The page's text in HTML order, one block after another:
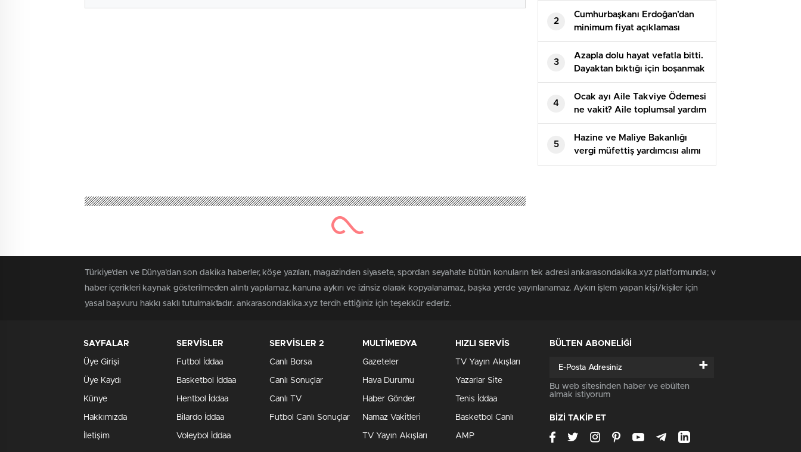
2
Cumhurbaşkanı Erdoğan’dan
minimum fiyat açıklaması
3
Azapla dolu hayat vefatla bitti.
Dayaktan bıktığı için boşanmak
istemiş
4
Ocak ayı Aile Takviye Ödemesi
ne vakit? Aile toplumsal yardım
paralarının ödemesi bekleniyor
5
Hazine ve Maliye Bakanlığı
vergi müfettiş yardımcısı alımı
müracaatları ne vakit
Türkiye'den ve Dünya’dan son dakika haberler, köşe yazıları, magazinden siyasete, spordan seyahate bütün konuların tek adresi ankarasondakika.xyz platformunda; v
haber içerikleri kaynak gösterilmeden alıntı yapılamaz, kanuna aykırı ve izinsiz olarak kopyalanamaz, başka yerde yayınlanamaz. Aykırı işlem yapan kişi/kişiler için
yasal başvuru hakkı saklı tutulmaktadır. ankarasondakika.xyz tercih ettiğiniz için teşekkür ederiz.
SAYFALAR
Üye Girişi
Üye Kaydı
Künye
Hakkımızda
İletişim
SERVİSLER
Futbol İddaa
Basketbol İddaa
Hentbol İddaa
Bilardo İddaa
Voleybol İddaa
SERVİSLER 2
Canlı Borsa
Canlı Sonuçlar
Canlı TV
Futbol Canlı Sonuçlar
MULTİMEDYA
Gazeteler
Hava Durumu
Haber Gönder
Namaz Vakitleri
TV Yayın Akışları
HIZLI SERVİS
TV Yayın Akışları
Yazarlar Site
Tenis İddaa
Basketbol Canlı
AMP
BÜLTEN ABONELİĞİ
+
Bu web sitesinden haber ve ebülten
almak istiyorum
BİZİ TAKİP ET